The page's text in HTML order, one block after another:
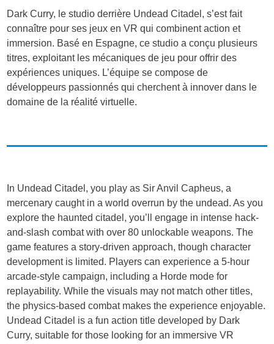
Dark Curry, le studio derrière Undead Citadel, s’est fait
connaître pour ses jeux en VR qui combinent action et
immersion. Basé en Espagne, ce studio a conçu plusieurs
titres, exploitant les mécaniques de jeu pour offrir des
expériences uniques. L’équipe se compose de
développeurs passionnés qui cherchent à innover dans le
domaine de la réalité virtuelle.
In Undead Citadel, you play as Sir Anvil Capheus, a
mercenary caught in a world overrun by the undead. As you
explore the haunted citadel, you’ll engage in intense hack-
and-slash combat with over 80 unlockable weapons. The
game features a story-driven approach, though character
development is limited. Players can experience a 5-hour
arcade-style campaign, including a Horde mode for
replayability. While the visuals may not match other titles,
the physics-based combat makes the experience enjoyable.
Undead Citadel is a fun action title developed by Dark
Curry, suitable for those looking for an immersive VR